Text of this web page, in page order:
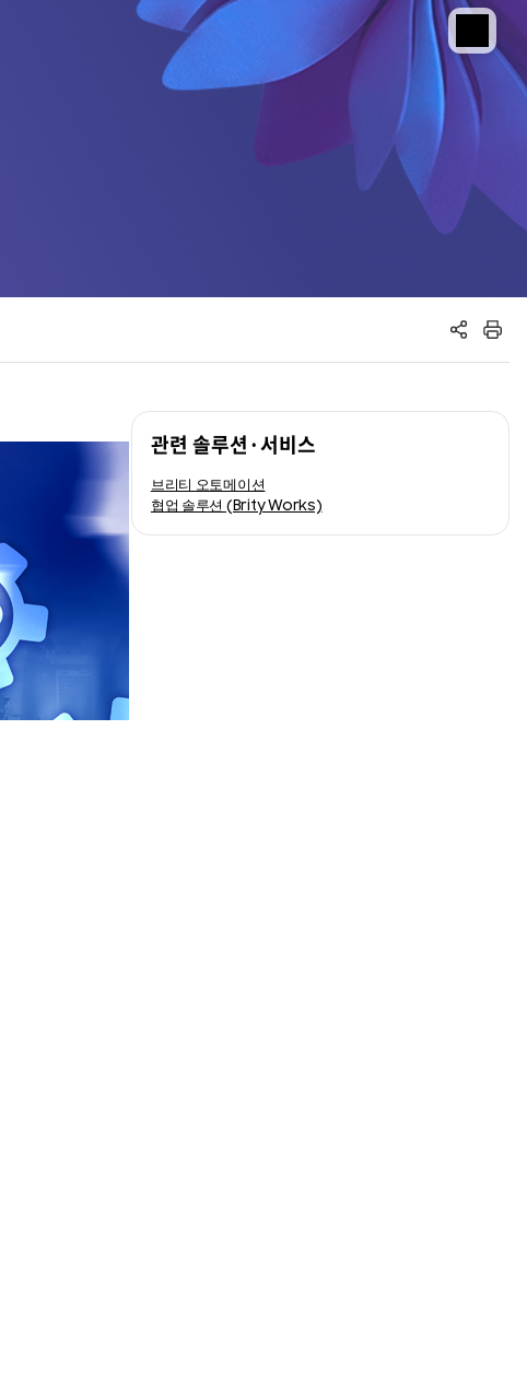
공유하기인쇄하기
관련 솔루션·서비스
브리티 오토메이션
협업 솔루션 (Brity Works)